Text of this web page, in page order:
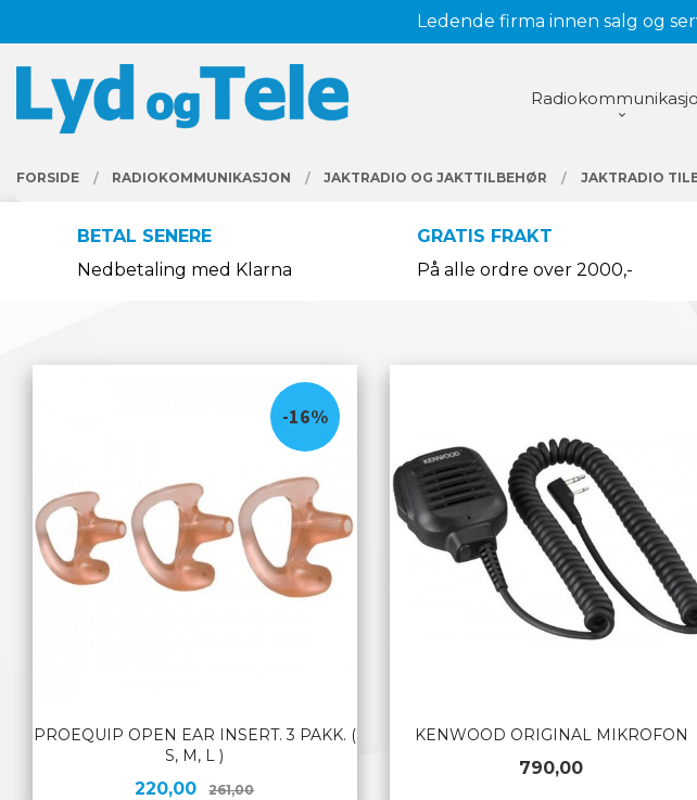
til
innholdet
Ledende firma innen salg og
PRODUKTER
FORSIDE RADIOKOMMUNIKASJON JAKTRADIO OG JAKTTILBEHØR JAKTRADIO
BETAL SENERE
Nedbetaling med Klarna
GRATIS FRAKT
På alle ordre over 2000,-
PROEQUIP OPEN EAR INSERT. 3 PAKK. (
S, M, L )
Tilbud
220,00 261,00Rabatt
-16%
KENWOOD ORIGINAL MIKROFON
Pris
790,00